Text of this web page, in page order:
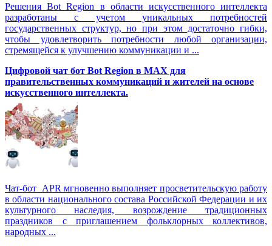
Решения Вot Region в области искусственного интеллекта
разработаны с учетом уникальных потребностей
государственных структур, но при этом достаточно гибки,
чтобы удовлетворить потребности любой организации,
стремящейся к улучшению коммуникации и ...
Цифровой чат бот Вot Region в MAX для
правительственных коммуникаций и жителей на основе
искусственного интеллекта.
Чат-бот APR мгновенно выполняет просветительскую работу
в области национального состава Российской Федерации и их
культурного наследия, возрождение традиционных
праздников с приглашением фольклорных коллективов,
народных ...